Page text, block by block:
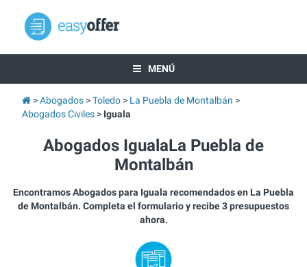
MENÚ
Abogados Toledo
La Puebla de Montalbán
Abogados Civiles
Iguala
Abogados IgualaLa Puebla de
Montalbán
Encontramos Abogados para Iguala recomendados en La Puebla
de Montalbán. Completa el formulario y recibe 3 presupuestos
ahora.